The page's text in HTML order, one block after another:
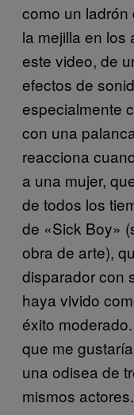
como un
la mejilla en los
este video, de
efectos de
especialmente
con una
reacciona
a una mujer,
de todos los
de «Sick Boy»
obra de arte),
disparador con
haya vivido
éxito
que me
una odisea de
mismos actores.